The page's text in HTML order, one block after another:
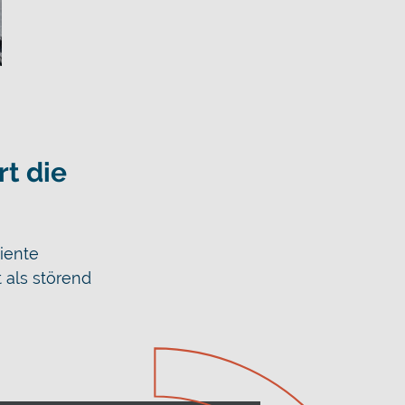
die
als störend